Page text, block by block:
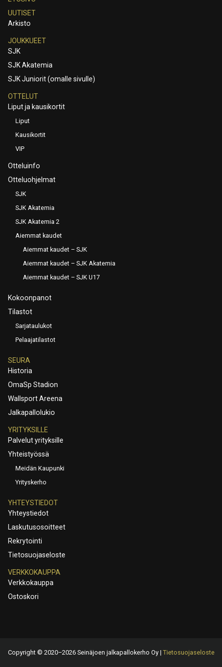
UUTISET
Arkisto
JOUKKUEET
SJK
SJK Akatemia
SJK Juniorit (omalle sivulle)
OTTELUT
Liput ja kausikortit
Liput
Kausikortit
VIP
Otteluinfo
Otteluohjelmat
SJK
SJK Akatemia
SJK Akatemia 2
Aiemmat kaudet
Aiemmat kaudet – SJK
Aiemmat kaudet – SJK Akatemia
Aiemmat kaudet – SJK U17
Kokoonpanot
Tilastot
Sarjataulukot
Pelaajatilastot
SEURA
Historia
OmaSp Stadion
Wallsport Areena
Jalkapallolukio
YRITYKSILLE
Palvelut yrityksille
Yhteistyössä
Meidän Kaupunki
Yrityskerho
YHTEYSTIEDOT
Yhteystiedot
Laskutusosoitteet
Rekrytointi
Tietosuojaseloste
VERKKOKAUPPA
Verkkokauppa
Ostoskori
Copyright © 2020–2026 Seinäjoen jalkapallokerho Oy | Tietosuojaseloste